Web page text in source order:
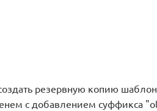
резервную копию
с добавлением суффикса